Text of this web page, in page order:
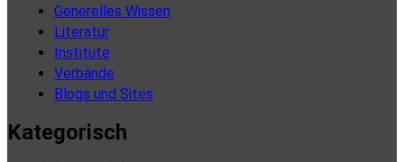
Generelles Wissen
Literatur
Institute
Verbände
Blogs und Sites
Kategorisch